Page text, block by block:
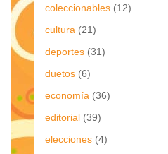
coleccionables (12)
cultura (21)
deportes (31)
duetos (6)
economía (36)
editorial (39)
elecciones (4)